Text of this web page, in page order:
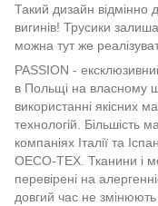
Такий дизайн відмінно
вигинів! Трусики
можна тут же
PASSION -
в Польщі на власному
використанні якісних
технологій. Більшість
компаніях Італії та
OECO-TEX. Тканини і
перевірені на
довгий час не змінюють